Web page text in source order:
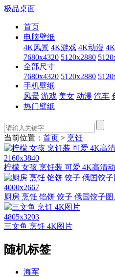
极品桌面
首页
电脑壁纸
4K风景 4K游戏 4K动漫
7680x4320 5120x2880
全部尺寸
7680x4320 5120x2880
手机壁纸
风景 游戏 美女 动漫 汽车
热门壁纸
当前位置： 首页 > 烹饪
2160x3840
柠檬 女孩 烹饪装 可爱 4K高清
4000x2667
厨房 烹饪 馅饼 饺子 俄国饺子
4805x3203
三文鱼 烹饪 4K图片
随机标签
海军